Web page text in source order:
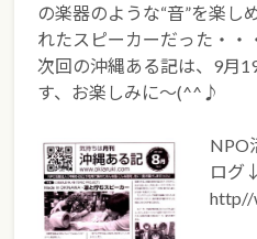
の楽器のような“音”を楽し
れたスピーカーだった・・
次回の沖縄ある記は、9月
す、お楽しみに～(^^♪
NPO
ログ
http//